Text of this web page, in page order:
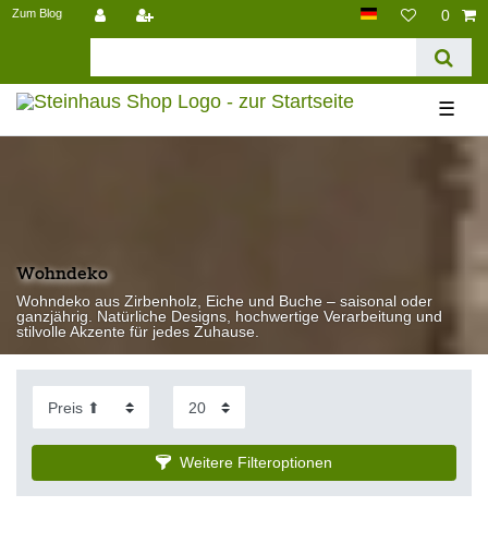
Zum Blog 0
☰
Wohndeko
Wohndeko aus Zirbenholz, Eiche und Buche – saisonal oder
ganzjährig. Natürliche Designs, hochwertige Verarbeitung und
stilvolle Akzente für jedes Zuhause.
Weitere Filteroptionen